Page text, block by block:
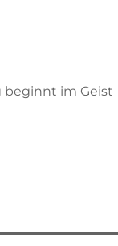
beginnt im Geist